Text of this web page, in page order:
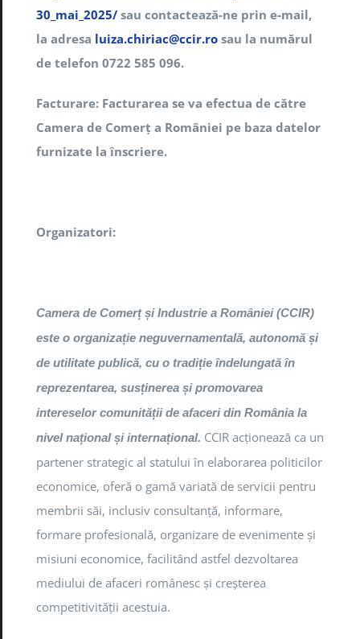
30_mai_2025/ sau contactează-ne prin e-mail,
la adresa luiza.chiriac@ccir.rosau la numărul
de telefon 0722 585 096.
Facturare: Facturarea se va efectua de către
Camera de Comerț a României pe baza datelor
furnizate la înscriere.
Organizatori:
Camera de Comerț și Industrie a României (CCIR)
este o organizație neguvernamentală, autonomă și
de utilitate publică, cu o tradiție îndelungată în
reprezentarea, susținerea și promovarea
intereselor comunității de afaceri din România la
nivel național și internațional. CCIR acționează ca un
partener strategic al statului în elaborarea politicilor
economice, oferă o gamă variată de servicii pentru
membrii săi, inclusiv consultanță, informare,
formare profesională, organizare de evenimente și
misiuni economice, facilitând astfel dezvoltarea
mediului de afaceri românesc și creșterea
competitivității acestuia.